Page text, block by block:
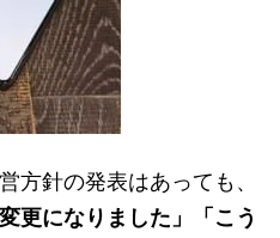
方針の発表はあっても、
変更になりました」「こう